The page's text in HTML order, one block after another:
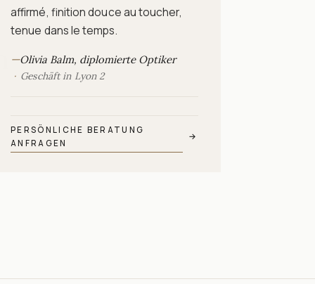
affirmé, finition douce au toucher,
tenue dans le temps.
—Olivia Balm, diplomierte Optiker
Geschäft in Lyon 2
PERSÖNLICHE BERATUNG
ANFRAGEN
→